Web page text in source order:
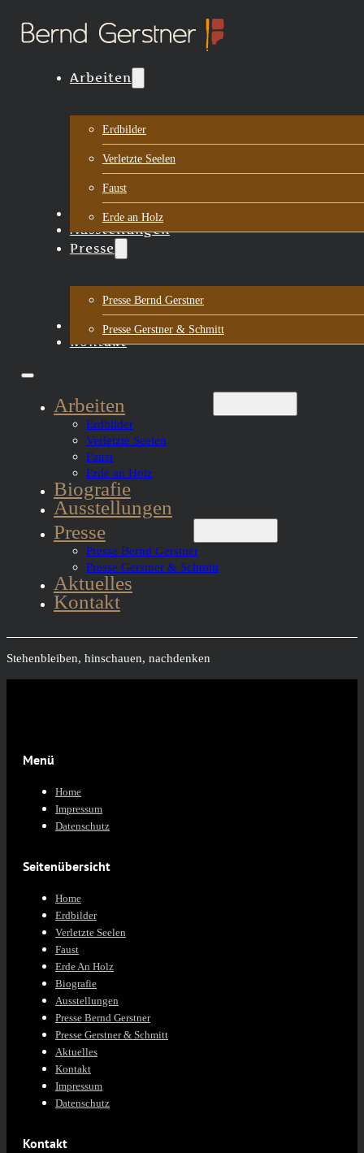
Arbeiten
Erdbilder
Verletzte Seelen
Faust
Erde an Holz
Biografie
Ausstellungen
Presse
Presse Bernd Gerstner
Presse Gerstner & Schmitt
Aktuelles
Kontakt
Arbeiten
Erdbilder
Verletzte Seelen
Faust
Erde an Holz
Biografie
Ausstellungen
Presse
Presse Bernd Gerstner
Presse Gerstner & Schmitt
Aktuelles
Kontakt
Stehenbleiben, hinschauen, nachdenken
Menü
Home
Impressum
Datenschutz
Seitenübersicht
Home
Erdbilder
Verletzte Seelen
Faust
Erde An Holz
Biografie
Ausstellungen
Presse Bernd Gerstner
Presse Gerstner & Schmitt
Aktuelles
Kontakt
Impressum
Datenschutz
Kontakt